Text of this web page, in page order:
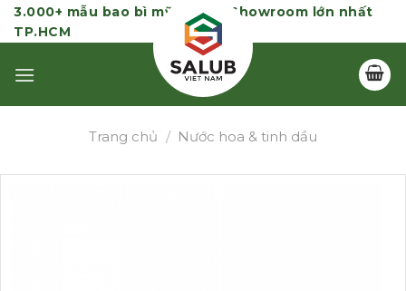
Skip
to
3.000+ mẫu bao bì mỹ phẩm | Showroom lớn nhất
TP.HCM
Trang chủ / Nước hoa & tinh dầu